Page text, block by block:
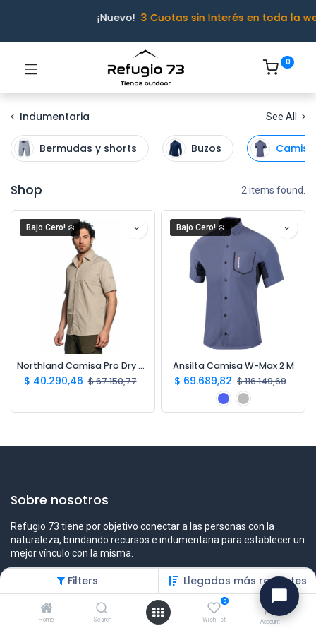
Filters Llegadas más recientes
Home Search
0
Wishlist Account
¡Nuevo! 3 Cuotas sin Interés en toda la
0
Indumentaria See All
Bermudas y shorts Buzos
Shop 2 items found.
Bajo Cero! ❄️
Northland Camisa Pro Dry M/C Hombre
$ 40.290,46 $67.150,77
Bajo Cero! ❄️
Ansilta Camisa W-Max 2 M
$ 69.689,82 $116.149,69
Ivo · Refugio 73
● En línea
Sobre nosotros
Refugio 73 tiene por objetivo conectar a las personas con la
naturaleza, brindando recursos e indumentaria para establecer un
mejor vínculo con la misma.
Contáctenos